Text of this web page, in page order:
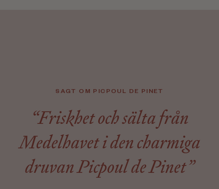
SAGT OM PICPOUL DE PINET
“Friskhet och sälta från
Medelhavet i den charmiga
druvan Picpoul de Pinet”